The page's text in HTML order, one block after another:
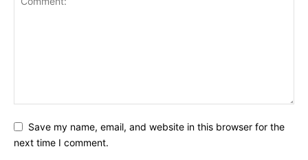
Save my name, email, and website in this browser for the
next time I comment.